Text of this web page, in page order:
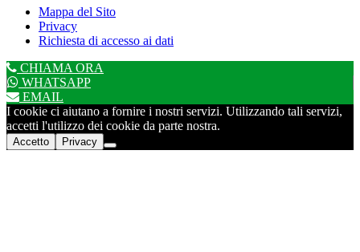
Mappa del Sito
Privacy
Richiesta di accesso ai dati
CHIAMA ORA
WHATSAPP
EMAIL
I cookie ci aiutano a fornire i nostri servizi. Utilizzando tali servizi,
accetti l'utilizzo dei cookie da parte nostra.
Accetto Privacy